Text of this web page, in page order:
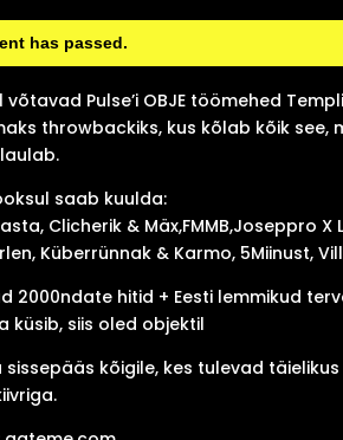
has passed.
võtavad Pulse’i OBJE töömehed
throwbackiks, kus kõlab kõik see,
saab kuulda:
Clicherik & Mäx,FMMB,Joseppro X
Küberrünnak & Karmo, 5Miinust,
2000ndate hitid + Eesti lemmikud
küsib, siis oled objektil
sissepääs kõigile, kes tulevad täielikus